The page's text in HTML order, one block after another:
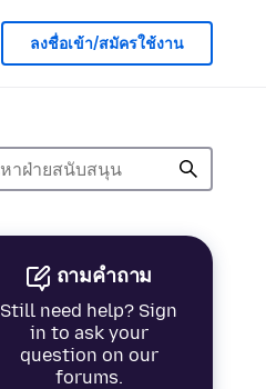
ลงชื่อเข้า/สมัครใช้งาน
ถามคำถาม
Still need help? Sign
in to ask your
question on our
forums.